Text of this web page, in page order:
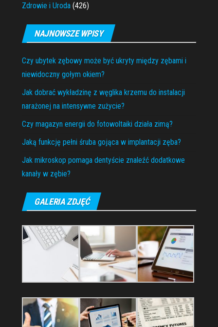
Zdrowie i Uroda (426)
NAJNOWSZE WPISY
Czy ubytek zębowy może być ukryty między zębami i
niewidoczny gołym okiem?
Jak dobrać wykładzinę z węglika krzemu do instalacji
narażonej na intensywne zużycie?
Czy magazyn energii do fotowoltaiki działa zimą?
Jaką funkcję pełni śruba gojąca w implantacji zęba?
Jak mikroskop pomaga dentyście znaleźć dodatkowe
kanały w zębie?
GALERIA ZDJĘĆ